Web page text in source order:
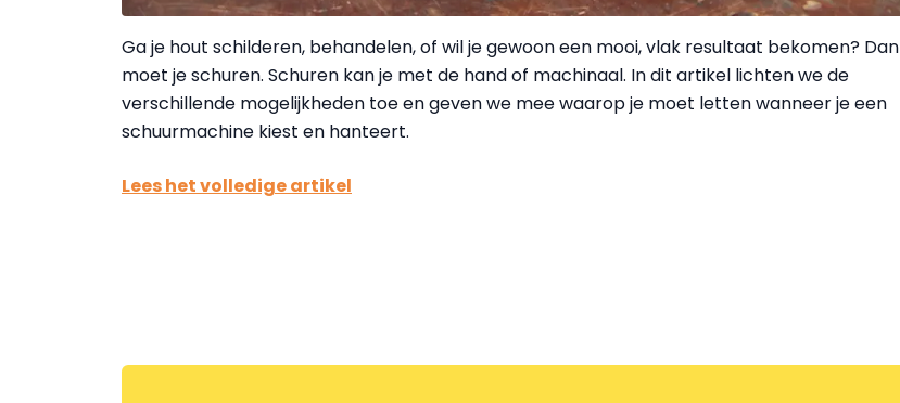
Ga je hout schilderen, behandelen, of wil je gewoon een mooi, vlak resultaat bekomen? Dan
moet je schuren. Schuren kan je met de hand of machinaal. In dit artikel lichten we de
verschillende mogelijkheden toe en geven we mee waarop je moet letten wanneer je een
schuurmachine kiest en hanteert.
Lees het volledige artikel